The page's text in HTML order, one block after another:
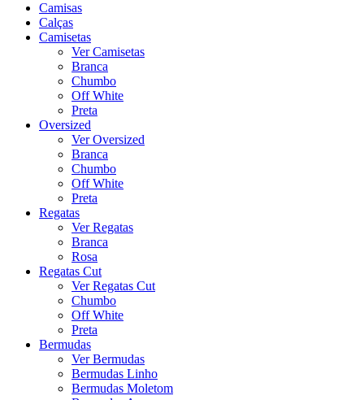
Camisas
Calças
Camisetas
Ver Camisetas
Branca
Chumbo
Off White
Preta
Oversized
Ver Oversized
Branca
Chumbo
Off White
Preta
Regatas
Ver Regatas
Branca
Rosa
Regatas Cut
Ver Regatas Cut
Chumbo
Off White
Preta
Bermudas
Ver Bermudas
Bermudas Linho
Bermudas Moletom